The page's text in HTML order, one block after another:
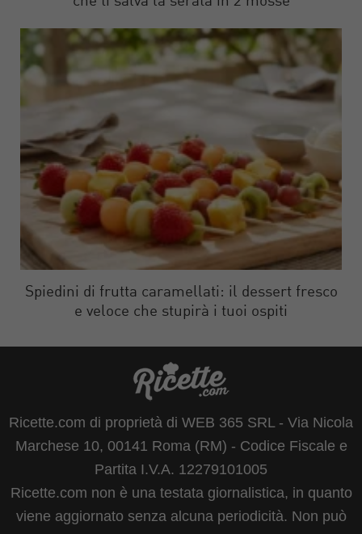
Spiedini di frutta caramellati: il dessert fresco
e veloce che stupirà i tuoi ospiti
Ricette.com di proprietà di WEB 365 SRL - Via Nicola
Marchese 10, 00141 Roma (RM) - Codice Fiscale e
Partita I.V.A. 12279101005
Ricette.com non è una testata giornalistica, in quanto
viene aggiornato senza alcuna periodicità. Non può